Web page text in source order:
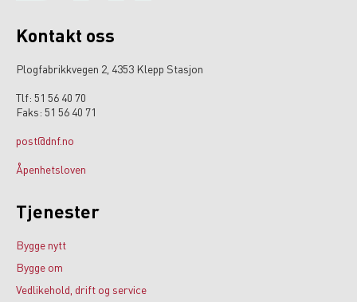
Kontakt oss
Plogfabrikkvegen 2, 4353 Klepp Stasjon
Tlf: 51 56 40 70
Faks: 51 56 40 71
post@dnf.no
Åpenhetsloven
Tjenester
Bygge nytt
Bygge om
Vedlikehold, drift og service